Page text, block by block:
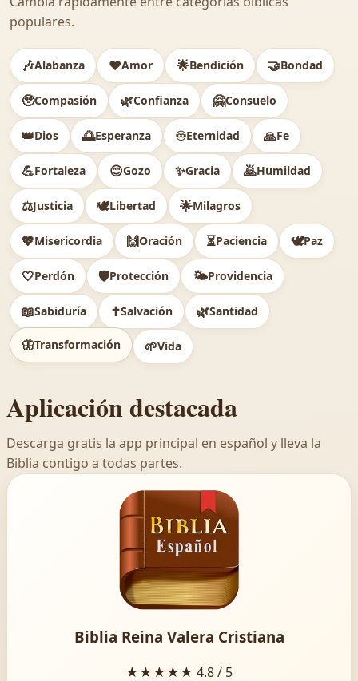
populares.
🎶Alabanza ❤️Amor 🌟Bendición 🤝Bondad
🥹Compasión 🌿Confianza 🤗Consuelo
👑Dios 🌅Esperanza ♾️Eternidad 🙏Fe
💪Fortaleza 😊Gozo ✨Gracia 🙇Humildad
⚖️Justicia 🕊Libertad 🌟Milagros
💖Misericordia 🙌Oración ⏳Paciencia 🕊️Paz
🤍Perdón 🛡️Protección 🌤️Providencia
📖Sabiduría ✝️Salvación 🌿Santidad
🦋Transformación 🌱Vida
Aplicación destacada
Descarga gratis la app principal en español y lleva la
Biblia contigo a todas partes.
Biblia Reina Valera Cristiana
★★★★★ 4.8 / 5